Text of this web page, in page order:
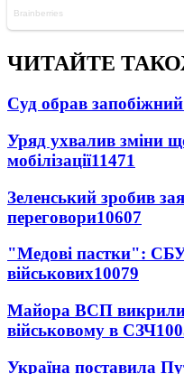
ЧИТАЙТЕ
Суд обрав
Уряд ухвалив зміни
мобілізації11471
Зеленський зробив
переговори10607
"Медові пастки":
військових10079
Майора ВСП викрили
військовому в СЗЧ
Україна поставила